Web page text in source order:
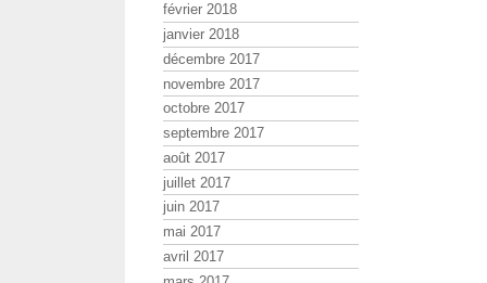
février 2018
janvier 2018
décembre 2017
novembre 2017
octobre 2017
septembre 2017
août 2017
juillet 2017
juin 2017
mai 2017
avril 2017